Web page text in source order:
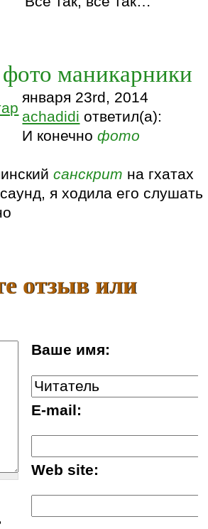
маникарники
января 23rd, 2014
achadidi ответил(а):
И конечнофото
санскрит на гхатах
я ходила его слушать
отзыв или
Ваше имя:
E-mail:
Web site: